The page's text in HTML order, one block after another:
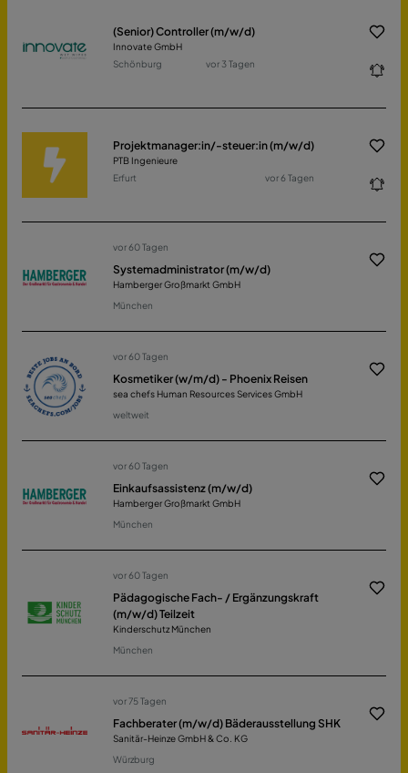
(Senior) Controller (m/w/d)
Innovate GmbH
Schönburg
vor 3 Tagen
Projektmanager:in/-steuer:in (m/w/d)
PTB Ingenieure
Erfurt
vor 6 Tagen
vor 60 Tagen
Systemadministrator (m/w/d)
Hamberger Großmarkt GmbH
München
vor 60 Tagen
Kosmetiker (w/m/d) - Phoenix Reisen
sea chefs Human Resources Services GmbH
weltweit
vor 60 Tagen
Einkaufsassistenz (m/w/d)
Hamberger Großmarkt GmbH
München
vor 60 Tagen
Pädagogische Fach- / Ergänzungskraft
(m/w/d) Teilzeit
Kinderschutz München
München
vor 75 Tagen
Fachberater (m/w/d) Bäderausstellung SHK
Sanitär-Heinze GmbH & Co. KG
Würzburg